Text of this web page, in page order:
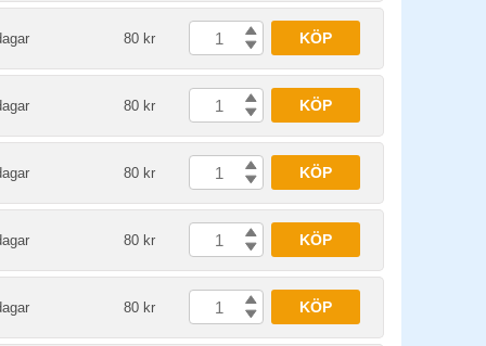
80 kr KÖP
80 kr KÖP
80 kr KÖP
80 kr KÖP
80 kr KÖP